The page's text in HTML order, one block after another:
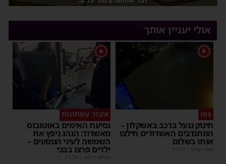
אולי יעניין אותך
1
צפו
תינוק ננעל ברכב באשקלון –
המתנדבים האשדודים חילצו
אותו בשלום
משה קאהן 11:53
1
איבוד עשתונות
נסיעת האימים באוטובוס
מאשדוד: הנהג ניפץ את
השמשה לעיני הנוסעים –
ילדים פרצו בבכי
מנחם דויטש 11:34